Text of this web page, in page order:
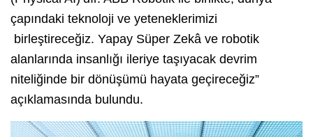
çapındaki teknoloji ve yeteneklerimizi
birleştireceğiz. Yapay Süper Zekâ ve robotik
alanlarında insanlığı ileriye taşıyacak devrim
niteliğinde bir dönüşümü hayata geçireceğiz”
açıklamasında bulundu.